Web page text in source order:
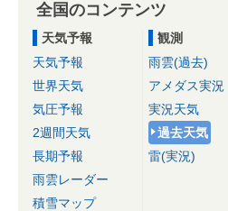
全国のコンテンツ
天気予報
天気予報
世界天気
気圧予報
2週間天気
長期予報
雨雲レーダー
積雪マップ
観測
雨雲(過去)
アメダス実況
実況天気
過去天気
雷(実況)